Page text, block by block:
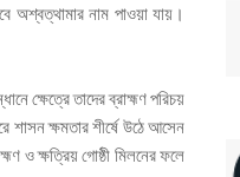
অশ্বত্থামার নাম পাওয়া যায়।
ক্ষেত্রে তাদের ব্রাহ্মণ পরিচয়
শাসন ক্ষমতার শীর্ষে উঠে আসেন
ও ক্ষত্রিয় গোষ্ঠী মিলনের ফলে